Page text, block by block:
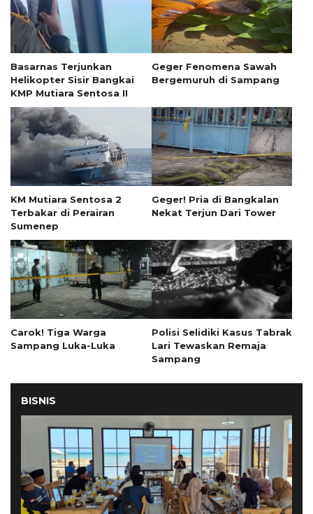
Basarnas Terjunkan
Helikopter Sisir Bangkai
KMP Mutiara Sentosa II
Geger Fenomena Sawah
Bergemuruh di Sampang
KM Mutiara Sentosa 2
Terbakar di Perairan
Sumenep
Geger! Pria di Bangkalan
Nekat Terjun Dari Tower
Carok! Tiga Warga
Sampang Luka-Luka
Polisi Selidiki Kasus Tabrak
Lari Tewaskan Remaja
Sampang
BISNIS